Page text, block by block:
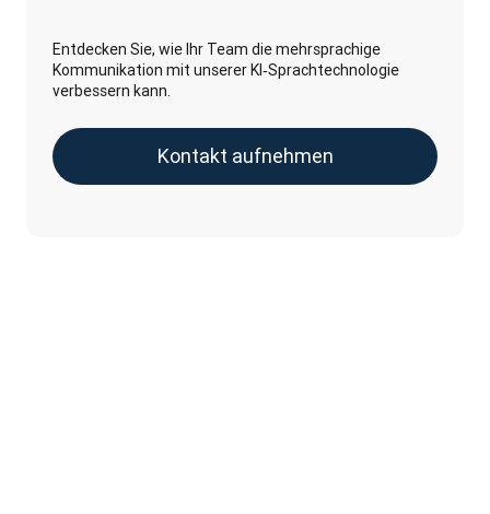
Entdecken Sie, wie Ihr Team die mehrsprachige
Kommunikation mit unserer KI‑Sprachtechnologie
verbessern kann.
Kontakt aufnehmen